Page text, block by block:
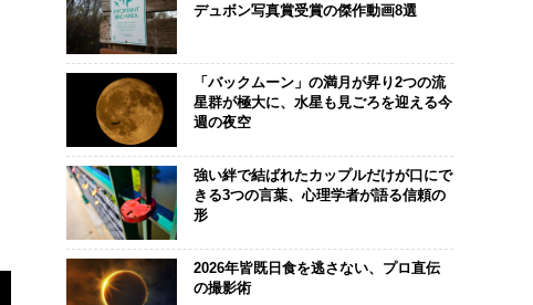
デュボン写真賞受賞の傑作動画8選
「バックムーン」の満月が昇り2つの流
星群が極大に、水星も見ごろを迎える今
週の夜空
強い絆で結ばれたカップルだけが口にで
きる3つの言葉、心理学者が語る信頼の
形
2026年皆既日食を逃さない、プロ直伝
の撮影術